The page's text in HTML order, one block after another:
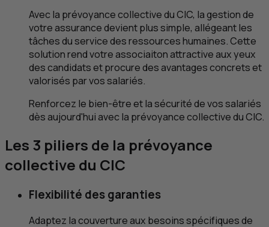
Avec la prévoyance collective duCIC, la gestion de
votre assurance devient plus simple, allégeant les
tâches du service des ressources humaines. Cette
solution rend votre associaiton attractive aux yeux
des candidats et procure des avantages concrets et
valorisés par vos salariés.
Renforcez le bien-être et la sécurité de vos salariés
dès aujourd'hui avec la prévoyance collective duCIC.
Les 3 piliers de la prévoyance
collective du CIC
Flexibilité des garanties
Adaptez la couverture aux besoins spécifiques de